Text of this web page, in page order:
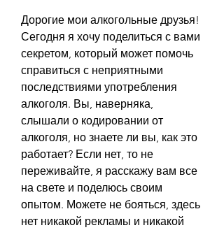
Дорогие мои алкогольные друзья!
Сегодня я хочу поделиться с вами
секретом, который может помочь
справиться с неприятными
последствиями употребления
алкоголя. Вы, наверняка,
слышали о кодировании от
алкоголя, но знаете ли вы, как это
работает? Если нет, то не
переживайте, я расскажу вам все
на свете и поделюсь своим
опытом. Можете не бояться, здесь
нет никакой рекламы и никакой